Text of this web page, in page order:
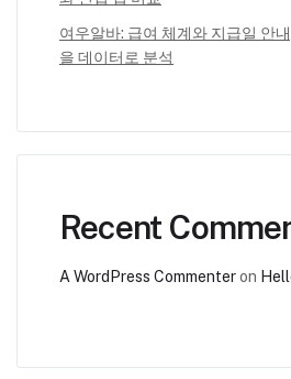
여우알바: 급여 체계와 지급일 안
을 데이터로 분석
Recent
A WordPress Commenteron